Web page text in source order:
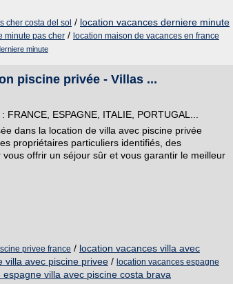
cher costa del sol / location vacances derniere minute
minute pas cher / location maison de vacances en france
minute
piscine privée - Villas ...
ESPAGNE, ITALIE, PORTUGAL...
dans la location de villa avec piscine privée
propriétaires particuliers identifiés, des
offrir un séjour sûr et vous garantir le meilleur
privee france / location vacances villa avec
villa avec piscine privee / location vacances espagne
espagne villa avec piscine costa brava